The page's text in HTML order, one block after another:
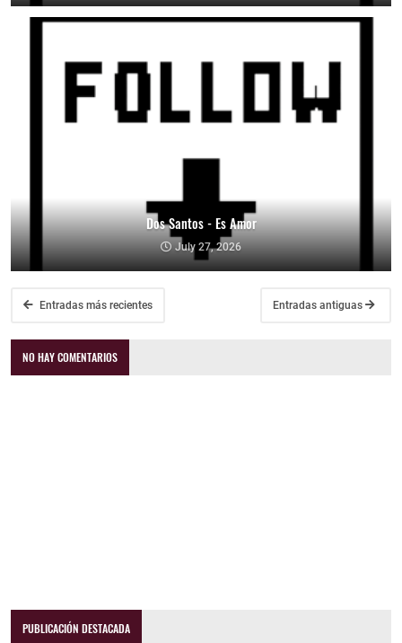
Dos Santos - Es Amor
July 27, 2026
Entradas más recientes Entradas antiguas
NO HAY COMENTARIOS
PUBLICACIÓN DESTACADA